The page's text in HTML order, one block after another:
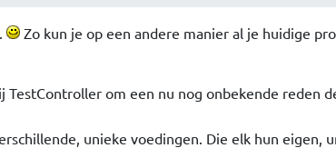
Zo kun je op een andere manier al je huidige
om een nu nog onbekende reden
unieke voedingen. Die elk hun eigen,